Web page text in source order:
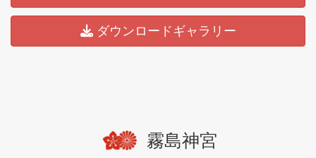
ダウンロードギャラリー
霧島神宮